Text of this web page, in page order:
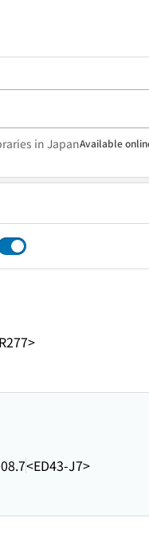
in JapanAvailable
<ED43-J7>